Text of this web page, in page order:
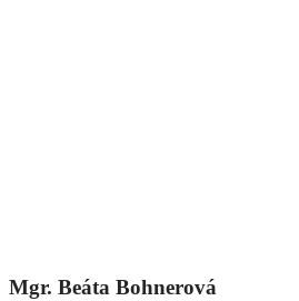
Mgr. Beáta Bohnerová